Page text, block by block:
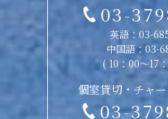
03-
英語： 03-
中国語： 03-
( 10：00〜17
個室貸切・チャ
03-